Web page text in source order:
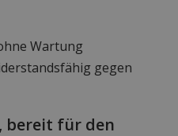
Wartung
gegen
bereit für den